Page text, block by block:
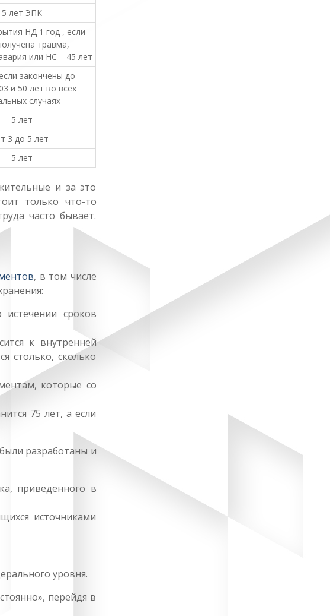
5 лет ЭПК
НД 1 год , если
травма,
или НС – 45 лет
закончены до
и 50 лет во всех
случаях
5 лет
3 до 5 лет
5 лет
и за это
только что-то
часто бывает.
, в том числе
сроков
к внутренней
столько, сколько
которые со
75 лет, а если
разработаны и
приведенного в
источниками
уровня.
перейдя в